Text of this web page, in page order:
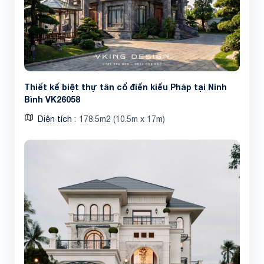
Thiết kế biệt thự tân cổ điển kiểu Pháp tại Ninh
Bình VK26058
Diện tích 178.5m2 (10.5m x 17m)